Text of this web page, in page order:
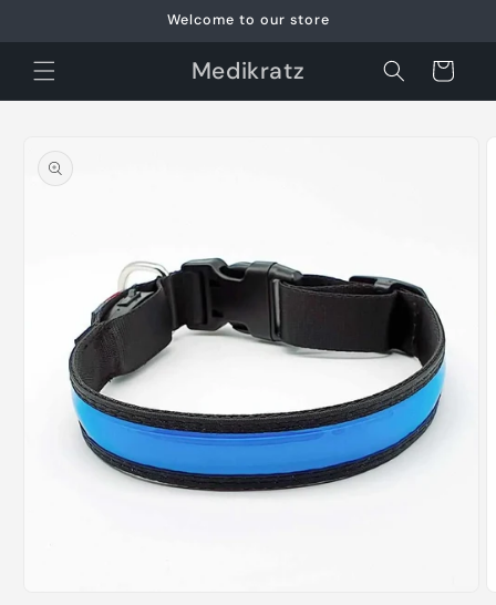
Welcome to our store
Medikratz Cart
product
information